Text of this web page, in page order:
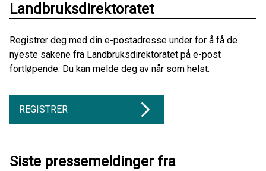
Landbruksdirektoratet
Registrer deg med din e-postadresse under for å få de
nyeste sakene fra Landbruksdirektoratet på e-post
fortløpende. Du kan melde deg av når som helst.
REGISTRER
Siste pressemeldinger fra